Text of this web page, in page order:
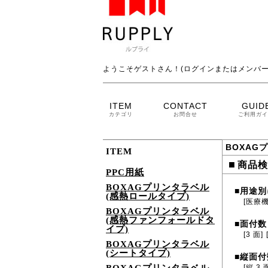
ようこそゲストさん！(ログインまたはメンバ
ITEM
カテゴリ
CONTACT
お問合せ ご利用ガ
ITEM
PPC用紙
BOXAGプリンタラベル
(感熱ロールタイプ)
BOXAGプリンタラベル
(感熱ファンフォールドタ
イプ)
BOXAGプリンタラベル
(シートタイプ)
BOXAG
■ 商品
■用途
[医療
■面付数
[3 面]
■縦面